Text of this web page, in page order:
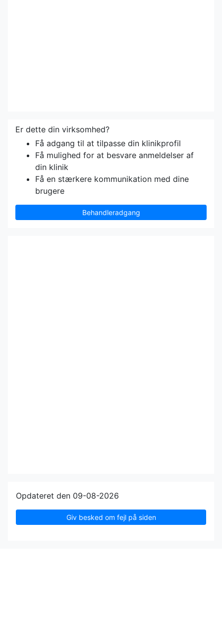
Er dette din virksomhed?
Få adgang til at tilpasse din klinikprofil
Få mulighed for at besvare anmeldelser af
din klinik
Få en stærkere kommunikation med dine
brugere
Behandleradgang
Opdateret den 09-08-2026
Giv besked om fejl på siden